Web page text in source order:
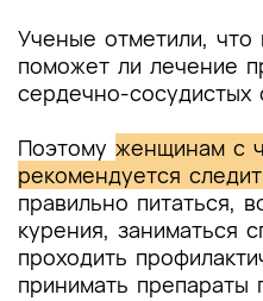
Ученые отметили, что
поможет ли лечение
сердечно-сосудистых
Поэтому женщинам с
рекомендуется
правильно питаться,
курения, заниматься
проходить
принимать препараты